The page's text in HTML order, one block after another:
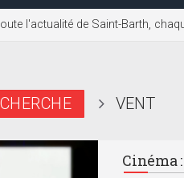
l'actualité de Saint-Barth,
VENT
Cinéma :